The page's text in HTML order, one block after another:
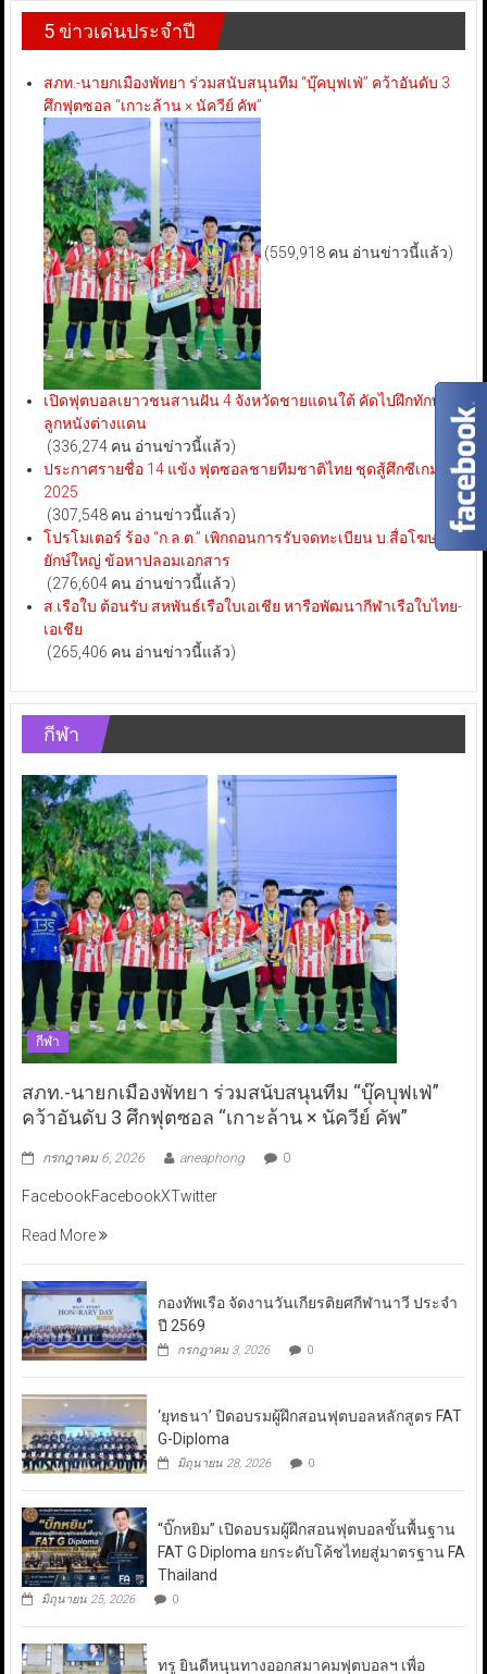
5 ข่าวเด่นประจำปี
สภท.-นายกเมืองพัทยา ร่วมสนับสนุนทีม “บุ๊คบุฟเฟ่” คว้าอันดับ 3
ศึกฟุตซอล “เกาะล้าน × นัควีย์ คัพ”
(559,918 คน อ่านข่าวนี้แล้ว)
เปิดฟุตบอลเยาวชนสานฝัน 4 จังหวัดชายแดนใต้ คัดไปฝึกทักษะ
ลูกหนังต่างแดน
(336,274 คน อ่านข่าวนี้แล้ว)
ประกาศรายชื่อ 14 แข้ง ฟุตซอลชายทีมชาติไทย ชุดสู้ศึกซีเกมส์
2025
(307,548 คน อ่านข่าวนี้แล้ว)
โปรโมเตอร์ ร้อง “ก.ล.ต.” เพิกถอนการรับจดทะเบียน บ.สื่อโฆษณา
ยักษ์ใหญ่ ข้อหาปลอมเอกสาร
(276,604 คน อ่านข่าวนี้แล้ว)
ส.เรือใบ ต้อนรับ สหพันธ์เรือใบเอเชีย หารือพัฒนากีฬาเรือใบไทย-
เอเชีย
(265,406 คน อ่านข่าวนี้แล้ว)
กีฬา
กีฬา
สภท.-นายกเมืองพัทยา ร่วมสนับสนุนทีม “บุ๊คบุฟเฟ่”
คว้าอันดับ 3 ศึกฟุตซอล “เกาะล้าน × นัควีย์ คัพ”
กรกฎาคม 6, 2026 aneaphong 0
FacebookFacebookXTwitter
Read More
กองทัพเรือ จัดงานวันเกียรติยศกีฬานาวี ประจำ
ปี 2569
กรกฎาคม 3, 2026 0
‘ยุทธนา’ ปิดอบรมผู้ฝึกสอนฟุตบอลหลักสูตร FAT
G-Diploma
มิถุนายน 28, 2026 0
“บิ๊กหยิม” เปิดอบรมผู้ฝึกสอนฟุตบอลขั้นพื้นฐาน
FAT G Diploma ยกระดับโค้ชไทยสู่มาตรฐาน FA
Thailand
มิถุนายน 25, 2026 0
ทรู ยินดีหนุนทางออกสมาคมฟุตบอลฯ เพื่อ